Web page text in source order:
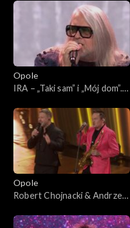
62. KFPP: Koncert
„SuperJedynki”
Opole
IRA – „Taki sam” i „Mój dom”.
„SuperJedynki”
Opole
Robert Chojnacki & Andrzej
i „Prawie do nieba”. 62. KFPP: